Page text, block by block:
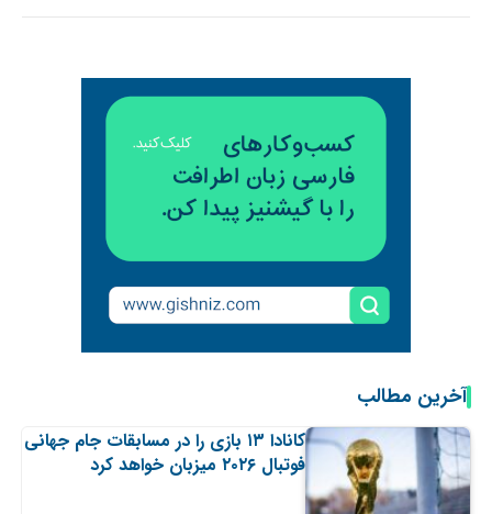
آخرین مطالب
کانادا ۱۳ بازی را در مسابقات جام جهانی
فوتبال ۲۰۲۶ میزبان خواهد کرد